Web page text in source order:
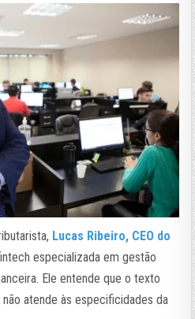
Lucas Ribeiro, CEO do
especializada em gestão
Ele entende que o texto
atende às especificidades da